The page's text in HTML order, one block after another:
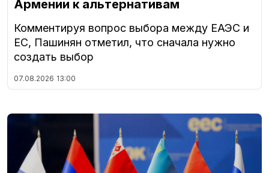
Армении к альтернативам
Комментируя вопрос выбора между ЕАЭС и
ЕС, Пашинян отметил, что сначала нужно
создать выбор
07.08.2026 13:00